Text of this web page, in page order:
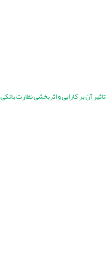
آن بر کارایی و اثربخشی نظارت بانکی